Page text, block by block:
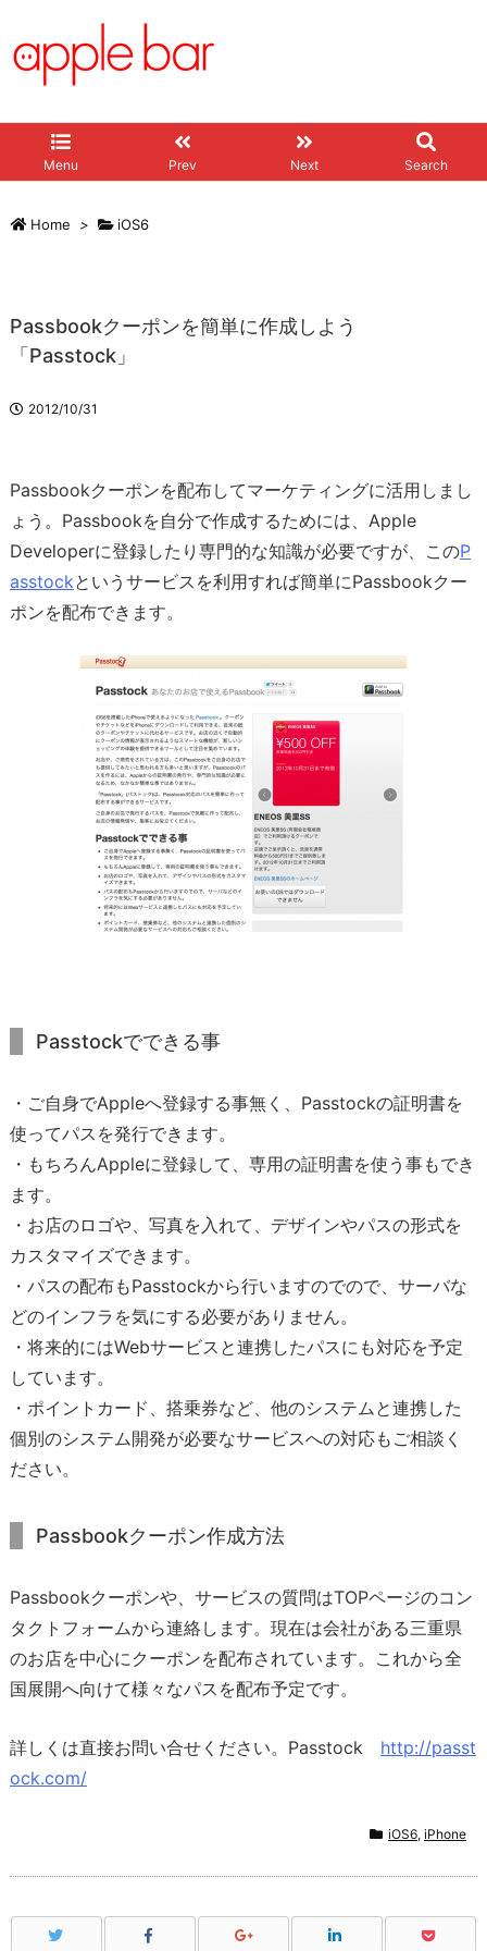
Menu Prev Next Search
Home > iOS6
Passbookクーポンを簡単に作成しよう
「Passtock」
2012/10/31
Passbookクーポンを配布してマーケティングに活用しまし
ょう。Passbookを自分で作成するためには、Apple
Developerに登録したり専門的な知識が必要ですが、このP
asstockというサービスを利用すれば簡単にPassbookクー
ポンを配布できます。
Passtockでできる事
・ご自身でAppleへ登録する事無く、Passtockの証明書を
使ってパスを発行できます。
・もちろんAppleに登録して、専用の証明書を使う事もでき
ます。
・お店のロゴや、写真を入れて、デザインやパスの形式を
カスタマイズできます。
・パスの配布もPasstockから行いますのでので、サーバな
どのインフラを気にする必要がありません。
・将来的にはWebサービスと連携したパスにも対応を予定
しています。
・ポイントカード、搭乗券など、他のシステムと連携した
個別のシステム開発が必要なサービスへの対応もご相談く
ださい。
Passbookクーポン作成方法
Passbookクーポンや、サービスの質問はTOPページのコン
タクトフォームから連絡します。現在は会社がある三重県
のお店を中心にクーポンを配布されています。これから全
国展開へ向けて様々なパスを配布予定です。
詳しくは直接お問い合せください。Passtock http://passt
ock.com/
iOS6, iPhone